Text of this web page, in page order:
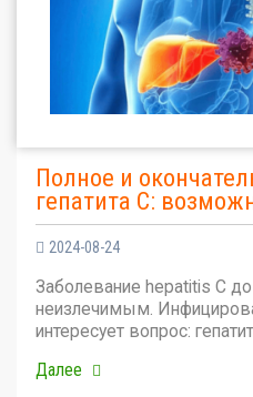
Полное и
гепатита С:
2024-08-24
Заболевание hepatitis C
неизлечимым.
интересует вопрос:
Далее